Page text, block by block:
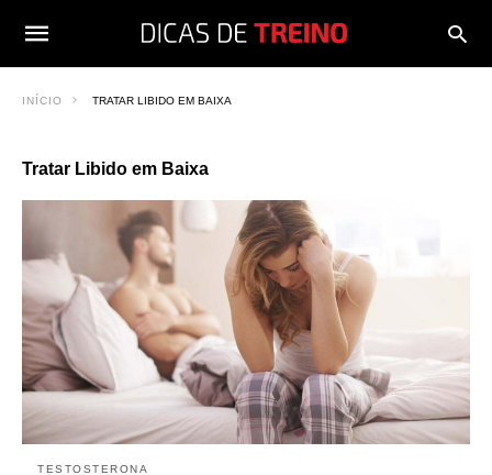
INÍCIO TRATAR LIBIDO EM BAIXA
Tratar Libido em Baixa
TESTOSTERONA